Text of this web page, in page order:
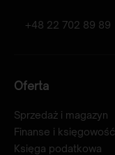
+48 22 702 89 89
Oferta
Sprzedaż i magazyn
Finanse i księgowość
Księga podatkowa